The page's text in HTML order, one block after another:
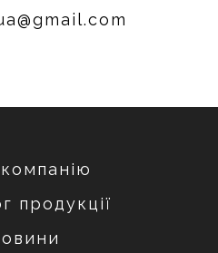
продукції